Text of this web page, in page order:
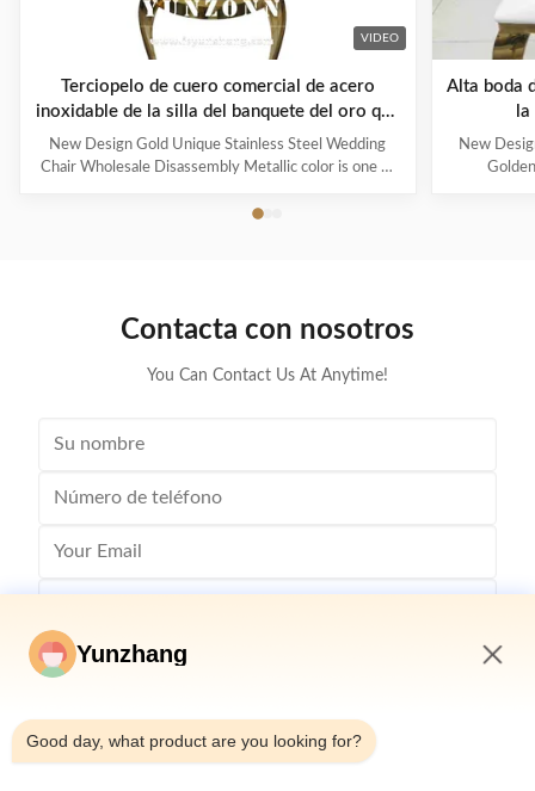
VIDEO
Terciopelo de cuero comercial de acero
inoxidable de la silla del banquete del oro que
se casa
New Design Gold Unique Stainless Steel Wedding
Chair Wholesale Disassembly Metallic color is one of
nowadays, also be the color that can improve
Alta boda
New
Contacta con nosotros
You Can Contact Us At Anytime!
Yunzhang
Good day, what product are you looking for?